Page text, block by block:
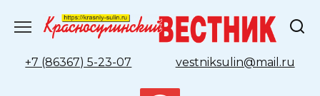
содержанию
+7 (86367) 5-23-07
vestniksulin@mail.ru